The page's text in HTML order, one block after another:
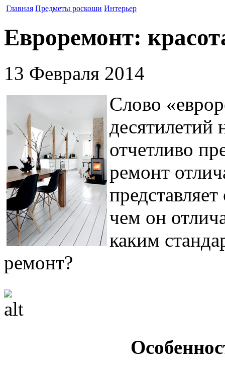
Главная Предметы роскоши Интерьер
Евроремонт:
13 Февраля 2014
Слово
десятилетий
отчетливо
ремонт
чем он
каким
ремонт?